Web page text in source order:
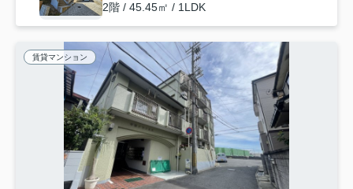
2階 / 45.45㎡ / 1LDK
賃貸マンション